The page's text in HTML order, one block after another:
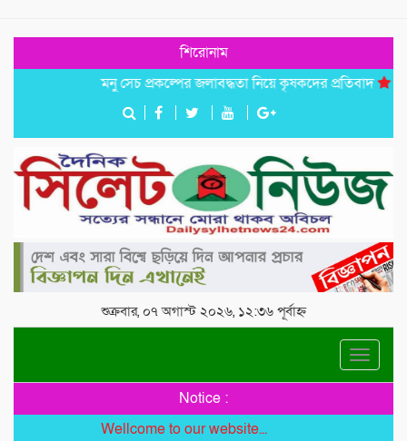
শিরোনাম
মনু সেচ প্রকল্পের জলাবদ্ধতা নিয়ে কৃষকদের প্রতিবাদ
শুক্রবার, ০৭ অগাস্ট ২০২৬, ১২:৩৬ পূর্বাহ্ন
Toggle
Notice :
Wellcome to our website...